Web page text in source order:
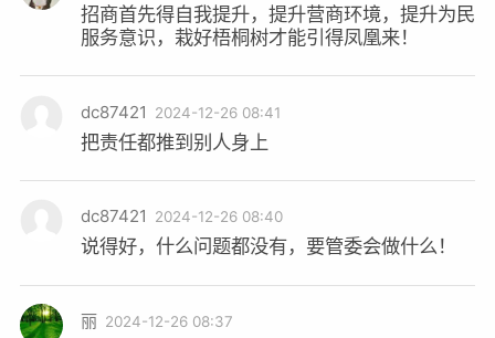
招商首先得自我提升，提升营商环境，提升为民
服务意识，栽好梧桐树才能引得凤凰来！
dc87421 2024-12-26 08:41
把责任都推到别人身上
dc87421 2024-12-26 08:40
说得好，什么问题都没有，要管委会做什么！
丽 2024-12-26 08:37